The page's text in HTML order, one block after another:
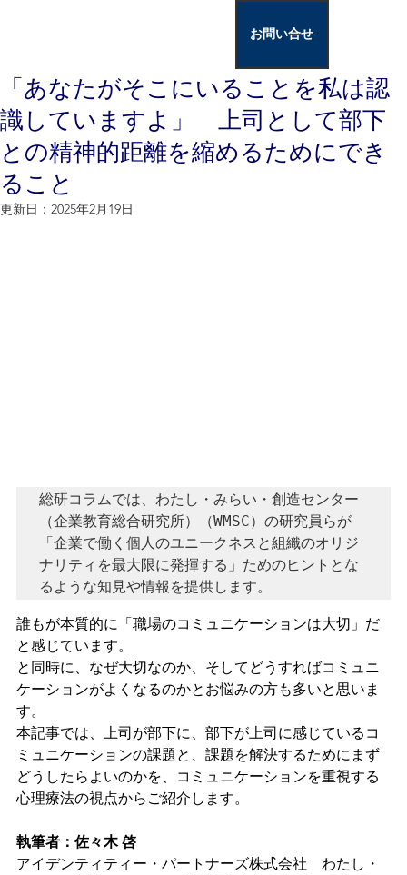
お問い合せ
「あなたがそこにいることを私は認
識していますよ」 上司として部下
との精神的距離を縮めるためにでき
ること
更新日： 2025年2月19日
総研コラムでは、わたし・みらい・創造センター
（企業教育総合研究所）（WMSC）の研究員らが
「企業で働く個人のユニークネスと組織のオリジ
ナリティを最大限に発揮する」ためのヒントとな
るような知見や情報を提供します。
誰もが本質的に「職場のコミュニケーションは大切」だ
と感じています。
と同時に、なぜ大切なのか、そしてどうすればコミュニ
ケーションがよくなるのかとお悩みの方も多いと思いま
す。
本記事では、上司が部下に、部下が上司に感じているコ
ミュニケーションの課題と、課題を解決するためにまず
どうしたらよいのかを、コミュニケーションを重視する
心理療法の視点からご紹介します。
執筆者： 佐々木 啓
アイデンティティー・パートナーズ株式会社　わたし・